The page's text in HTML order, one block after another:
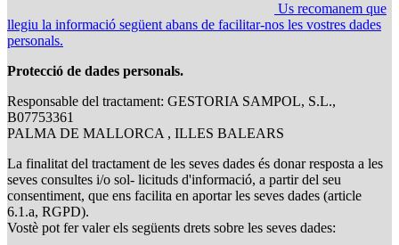
Us recomanem que
llegiu la informació següent abans de facilitar-nos les vostres dades
personals.
Protecció de dades personals.
Responsable del tractament: GESTORIA SAMPOL, S.L.,
B07753361
PALMA DE MALLORCA , ILLES BALEARS
La finalitat del tractament de les seves dades és donar resposta a les
seves consultes i/o sol- licituds d'informació, a partir del seu
consentiment, que ens facilita en aportar les seves dades (article
6.1.a, RGPD).
Vostè pot fer valer els següents drets sobre les seves dades: